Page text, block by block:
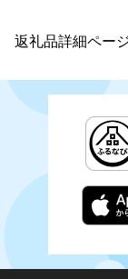
返礼品詳細ペー